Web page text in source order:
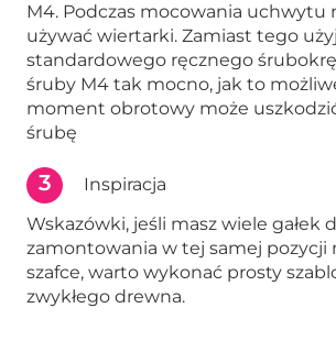
M4. Podczas mocowania uchwytu
używać wiertarki. Zamiast tego użyj
standardowego ręcznego
śruby M4 tak mocno, jak to
moment obrotowy może
śrubę
3
Inspiracja
Wskazówki, jeśli masz wiele gałek
zamontowania w tej samej pozycji
szafce, warto wykonać prosty
zwykłego drewna.